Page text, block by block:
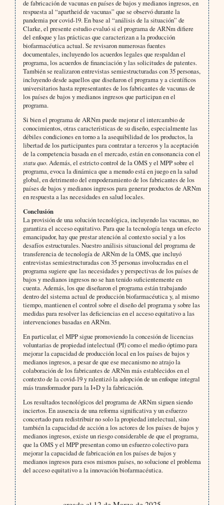
de fabricación de vacunas en países de bajos y medianos ingresos, en
respuesta al “apartheid de vacunas” que se observó durante la
pandemia por covid-19. En base al “análisis de la situación” de
Clarke, el presente estudio evaluó si el programa de ARNm difiere
del enfoque y las prácticas que caracterizan a la producción
biofarmacéutica actual. Se revisaron numerosas fuentes
documentales, incluyendo los acuerdos legales que respaldan el
programa, los acuerdos de financiación y las solicitudes de patentes.
También se realizaron entrevistas semiestructuradas con 35 personas,
incluyendo desde aquellos que diseñaron el programa y a científicos
universitarios hasta representantes de los fabricantes de vacunas de
los países de bajos y medianos ingresos que participan en el
programa.
Si bien el programa de ARNm puede mejorar el intercambio de
conocimientos, otras características de su diseño, especialmente las
débiles condiciones en torno a la asequibilidad de los productos, la
libertad de los participantes para contratar a terceros y la aceptación
de la competencia basada en el mercado, están en consonancia con el
statu quo. Además, el estricto control de la OMS y el MPP sobre el
programa, evoca la dinámica que a menudo está en juego en la salud
global, en detrimento del empoderamiento de los fabricantes de los
países de bajos y medianos ingresos para generar productos de ARNm
en respuesta a las necesidades en salud locales.
Conclusión
La provisión de una solución tecnológica, incluyendo las vacunas, no
garantiza el acceso equitativo. Para que la tecnología tenga un efecto
emancipador, hay que prestar atención al contexto social y a los
desafíos estructurales. Nuestro análisis situacional del programa de
transferencia de tecnología de ARNm de la OMS, que incluyó
entrevistas semiestructuradas con 35 personas involucradas en el
programa sugiere que las necesidades y perspectivas de los países de
bajos y medianos ingresos no se han tenido suficientemente en
cuenta. Además, los que diseñaron el programa están trabajando
dentro del sistema actual de producción biofarmacéutica y, al mismo
tiempo, mantienen el control sobre el diseño del programa y sobre las
medidas para resolver las deficiencias en el acceso equitativo a las
intervenciones basadas en ARNm.
En particular, el MPP sigue promoviendo la concesión de licencias
voluntarias de propiedad intelectual (PI) como el medio óptimo para
mejorar la capacidad de producción local en los países de bajos y
medianos ingresos, a pesar de que ese mecanismo no atrajo la
colaboración de los fabricantes de ARNm más establecidos en el
contexto de la covid-19 y ralentizó la adopción de un enfoque integral
más transformador para la I+D y la fabricación.
Los resultados tecnológicos del programa de ARNm siguen siendo
inciertos. En ausencia de una reforma significativa y un esfuerzo
concertado para redistribuir no solo la propiedad intelectual, sino
también la capacidad de acción a los actores de los países de bajos y
medianos ingresos, existe un riesgo considerable de que el programa,
que la OMS y el MPP presentan como un esfuerzo colectivo para
mejorar la capacidad de fabricación en los países de bajos y
medianos ingresos para esos mismos países, no solucione el problema
del acceso equitativo a la innovación biofarmacéutica.